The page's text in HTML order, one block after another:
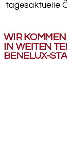
tagesaktuelle
WIR KOMMEN
IN WEITEN
BENELUX-